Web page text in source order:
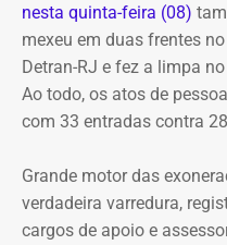
nesta quinta-feira (08)
mexeu em duas frentes
Detran-RJ e fez a limpa
Ao todo, os atos de
com 33 entradas contra
Grande motor das
verdadeira varredura,
cargos de apoio e